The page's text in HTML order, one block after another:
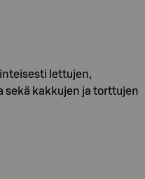
lettujen,
sekä kakkujen ja torttujen